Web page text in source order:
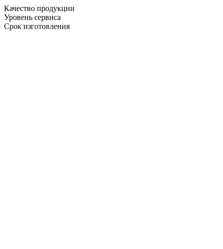
Качество продукции
Уровень сервиса
Срок изготовления